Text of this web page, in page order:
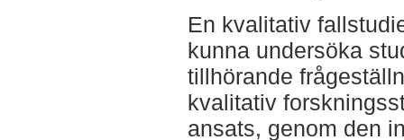
En kvalitativ
kunna undersöka
tillhörande
kvalitativ
ansats, genom den